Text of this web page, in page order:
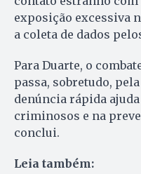
exposição excessiva
a coleta de dados
Para Duarte, o
passa, sobretudo,
denúncia rápida
criminosos e na
conclui.
Leia também: